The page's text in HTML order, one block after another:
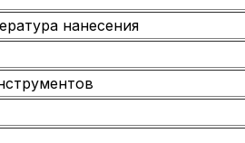
нанесения